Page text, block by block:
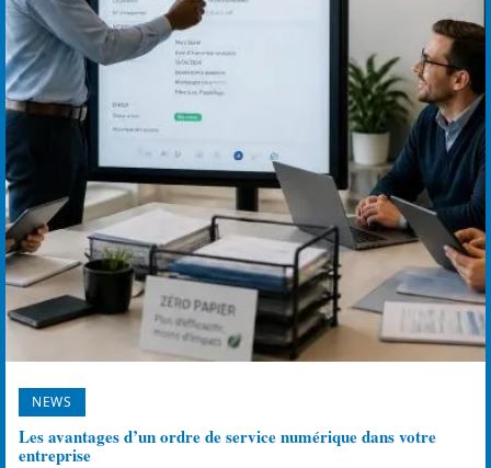
NEWS
Les avantages d’un ordre de service numérique dans votre
entreprise